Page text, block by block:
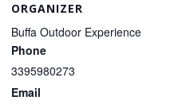
ORGANIZER
Buffa Outdoor Experience
Phone
3395980273
Email